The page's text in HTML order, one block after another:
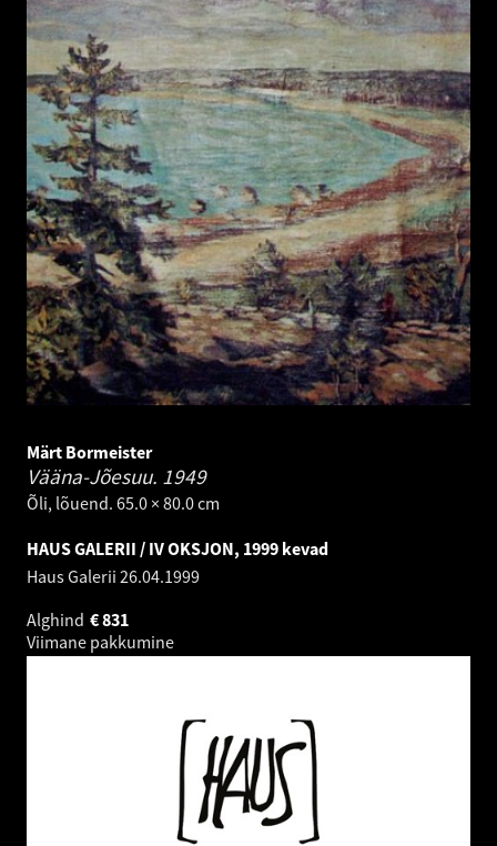
Märt Bormeister
Vääna-Jõesuu. 1949
Õli, lõuend. 65.0 × 80.0 cm
HAUS GALERII / IV OKSJON, 1999 kevad
Haus Galerii 26.04.1999
Alghind
831
€
Viimane pakkumine